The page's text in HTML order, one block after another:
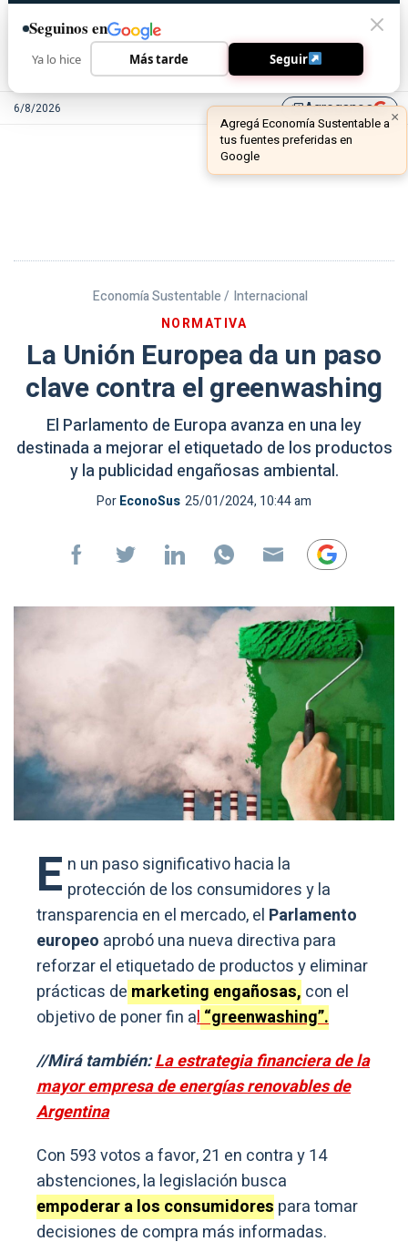
6/8/2026 library_addAgreganos
Economía Sustentable / Internacional
NORMATIVA
La Unión Europea da un paso
clave contra el greenwashing
El Parlamento de Europa avanza en una ley
destinada a mejorar el etiquetado de los productos
y la publicidad engañosas ambiental.
PorEconoSus 25/01/2024, 10:44 am
E n un paso significativo hacia la
protección de los consumidores y la
transparencia en el mercado, el Parlamento
europeo aprobó una nueva directiva para
reforzar el etiquetado de productos y eliminar
prácticas de marketing engañosas, con el
objetivo de poner fin al“greenwashing”.
//Mirá también:La estrategia financiera de la
mayor empresa de energías renovables de
Argentina
Con 593 votos a favor, 21 en contra y 14
abstenciones, la legislación busca
empoderar a los consumidores para tomar
decisiones de compra más informadas.
Seguinos en
Ya lo hice Más tarde Seguir